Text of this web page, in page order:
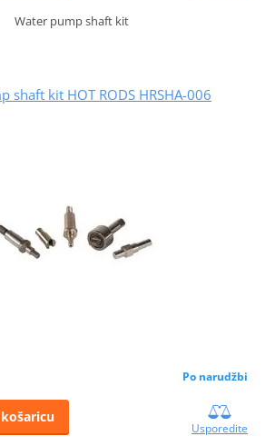
Water pump shaft kit
shaft kit HOT RODS HRSHA-006
Po narudžbi
Usporedite